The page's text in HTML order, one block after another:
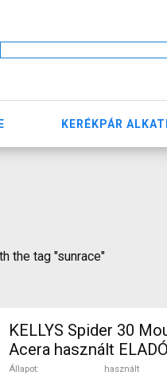
KERÉKPÁR
the tag "sunrace"
KELLYS Spider 30
Acera használt ELADÓ
Állapot
használt